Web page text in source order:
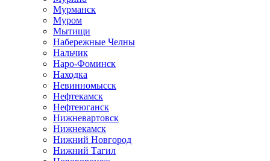
Мурманск
Муром
Мытищи
Набережные Челны
Нальчик
Наро-Фоминск
Находка
Невинномысск
Нефтекамск
Нефтеюганск
Нижневартовск
Нижнекамск
Нижний Новгород
Нижний Тагил